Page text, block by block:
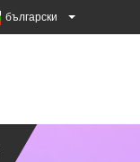
български